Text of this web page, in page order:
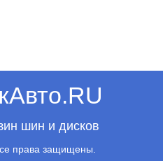
шин и дисков
права защищены.